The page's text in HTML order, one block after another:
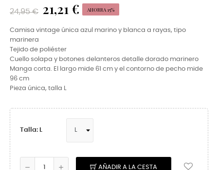
24,95 € 21,21 € AHORRA 15%
Camisa vintage única azul marino y blanca a rayas, tipo
marinera
Tejido de poliéster
Cuello solapa y botones delanteros detalle dorado marinero
Manga corta. El largo mide 61 cm y el contorno de pecho mide
96 cm
Pieza única, talla L
Talla: L
AÑADIR A LA CESTA